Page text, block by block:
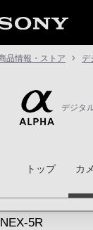
品情報・ストア デ
デジタ
トップ カ
NEX-5R